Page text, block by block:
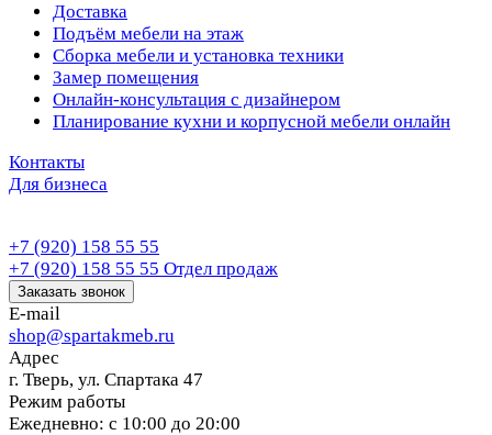
Доставка
Подъём мебели на этаж
Сборка мебели и установка техники
Замер помещения
Онлайн-консультация с дизайнером
Планирование кухни и корпусной мебели онлайн
Контакты
Для бизнеса
+7 (920) 158 55 55
+7 (920) 158 55 55 Отдел продаж
Заказать звонок
E-mail
shop@spartakmeb.ru
Адрес
г. Тверь, ул. Спартака 47
Режим работы
Ежедневно: с 10:00 до 20:00